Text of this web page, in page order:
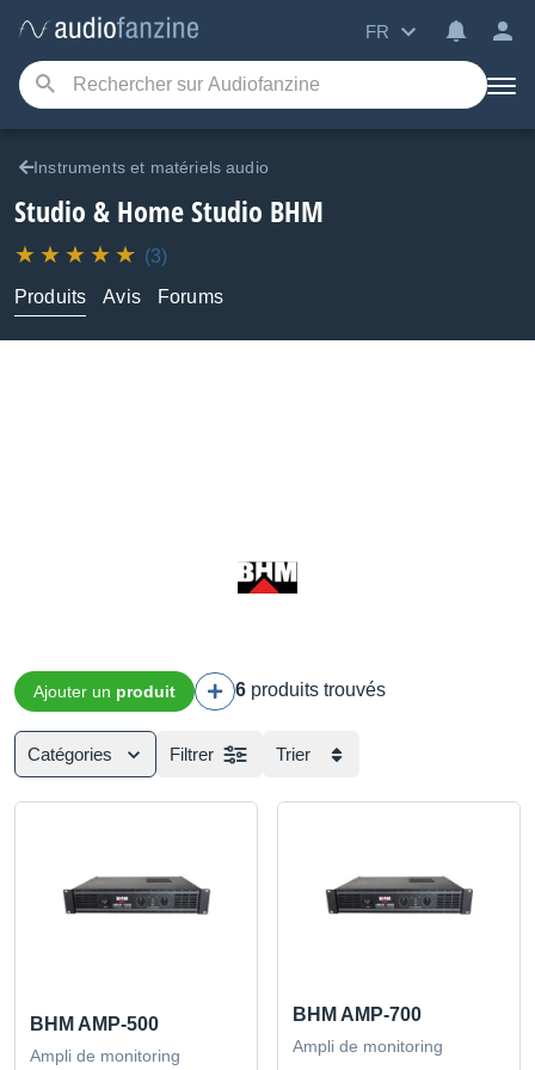
FR
Instruments et matériels audio
Studio & Home Studio BHM
(3)
Produits
Avis Forums
Ajouter un produit 6 produits trouvés
Catégories Filtrer Trier
BHM AMP-500
Ampli de monitoring
BHM AMP-700
Ampli de monitoring